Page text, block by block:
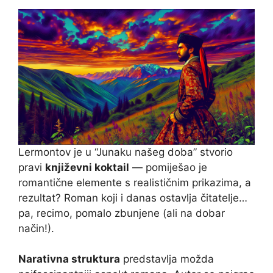
Lermontov je u “Junaku našeg doba” stvorio
pravi književni koktail — pomiješao je
romantične elemente s realističnim prikazima, a
rezultat? Roman koji i danas ostavlja čitatelje…
pa, recimo, pomalo zbunjene (ali na dobar
način!).
Narativna struktura predstavlja možda